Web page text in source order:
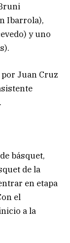
Ibarrola),
y uno
Juan Cruz
básquet,
de la
en etapa
el
a la